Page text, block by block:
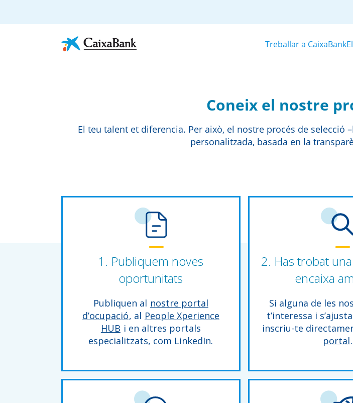
Treballar a CaixaBank
Coneix el nostre
El teu talent et diferencia. Per això, el nostre procés de selecció
personalitzada, basada en la
1. Publiquem noves
oportunitats
Publiquen al nostre portal
d’ocupació, al People Xperience
HUB i en altres portals
especialitzats, com LinkedIn.
2. Has trobat
encaixa
Si alguna de les
t’interessa i
inscriu-te
portal.